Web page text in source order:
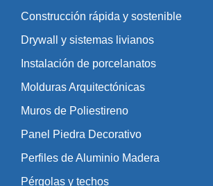
Construcción rápida y sostenible
Drywall y sistemas livianos
Instalación de porcelanatos
Molduras Arquitectónicas
Muros de Poliestireno
Panel Piedra Decorativo
Perfiles de Aluminio Madera
Pérgolas y techos